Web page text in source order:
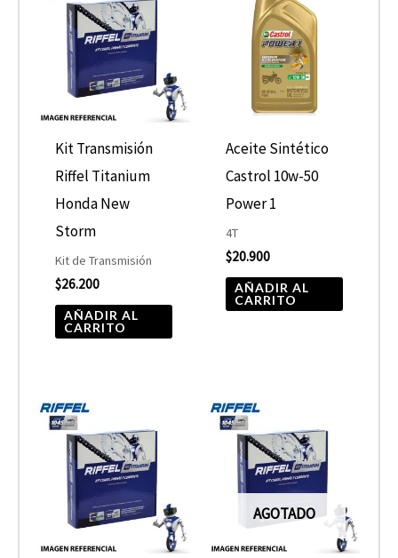
Kit Transmisión
Riffel Titanium
Honda New
Storm
Kit de Transmisión
$26.200
AÑADIR AL
CARRITO
Aceite Sintético
Castrol 10w-50
Power 1
4T
$20.900
AÑADIR AL
CARRITO
AGOTADO